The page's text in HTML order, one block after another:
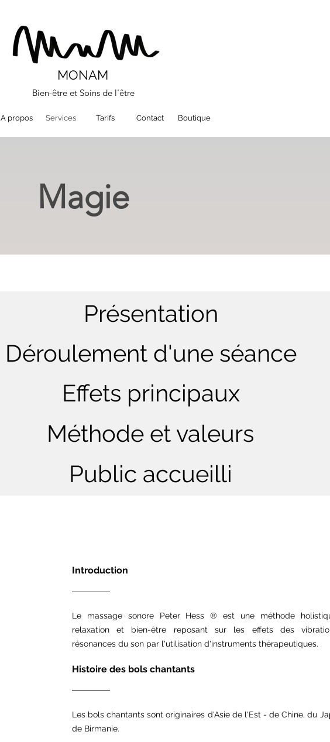
MONAM
Bien-être et Soins de l'être
A propos Services Tarifs Contact Boutique
Magie
Présentation
Déroulement d'une séance
Effets principaux
Méthode et valeurs
Public accueilli
Introduction
Le massage sonore Peter Hess ® est une méthode
relaxation et bien-être reposant sur les effets des
résonances du son par l'utilisation d'instruments thérapeutiques.
Histoire des bols chantants
Les bols chantants sont originaires d'Asie de l'Est - de Chine, du
de Birmanie.